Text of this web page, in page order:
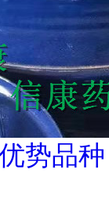
势品种